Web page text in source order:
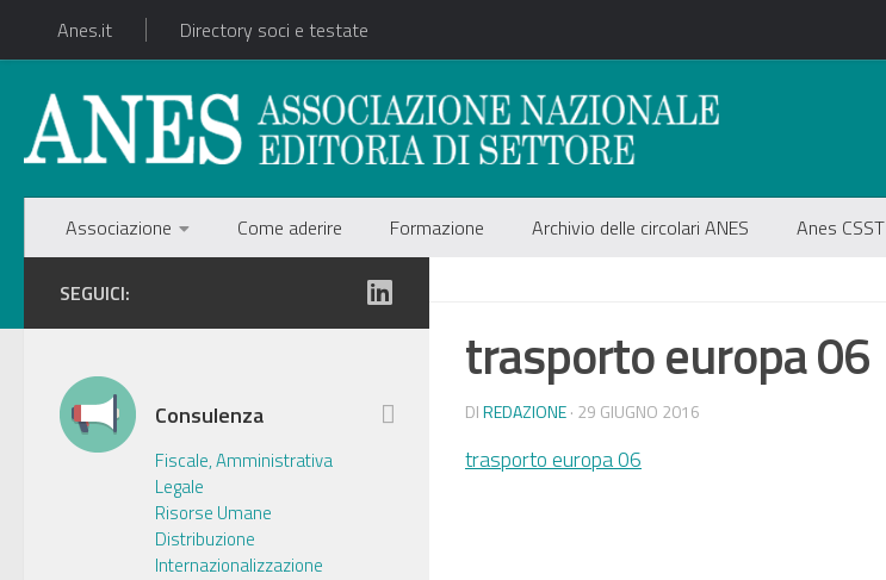
Anes.it Directory soci e testate
Associazione Come aderire Formazione Archivio delle circolari ANES Anes CSST
trasporto europa 06
DIREDAZIONE· 29 GIUGNO 2016
trasporto europa 06
SEGUICI:
Consulenza
Fiscale, Amministrativa
Legale
Risorse Umane
Distribuzione
Internazionalizzazione